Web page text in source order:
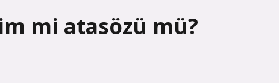
mi atasözü mü?